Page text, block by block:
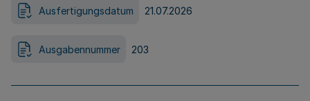
Ausfertigungsdatum 21.07.2026
Ausgabennummer 203